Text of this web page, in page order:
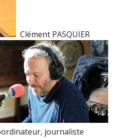
Clément PASQUIER
journaliste